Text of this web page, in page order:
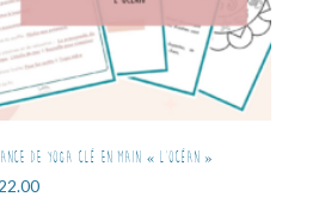
de yoga clé en main « L’Océan »
22.00